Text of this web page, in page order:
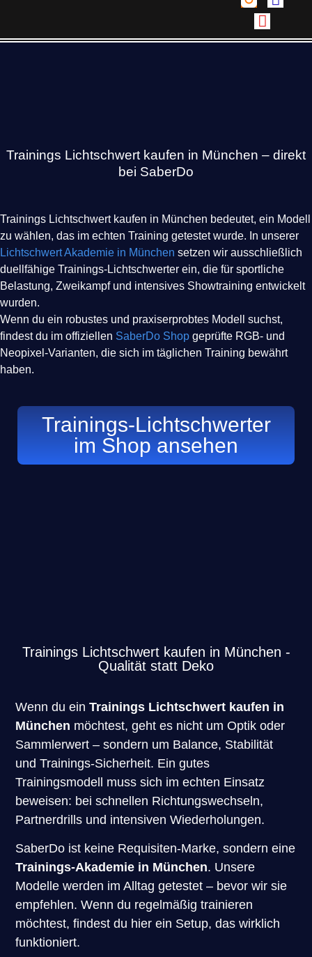
Trainings Lichtschwert kaufen in München – direkt
bei SaberDo
Trainings Lichtschwert kaufen in München bedeutet, ein Modell
zu wählen, das im echten Training getestet wurde. In unserer
Lichtschwert Akademie in München setzen wir ausschließlich
duellfähige Trainings-Lichtschwerter ein, die für sportliche
Belastung, Zweikampf und intensives Showtraining entwickelt
wurden.
Wenn du ein robustes und praxiserprobtes Modell suchst,
findest du im offiziellen SaberDo Shop geprüfte RGB- und
Neopixel-Varianten, die sich im täglichen Training bewährt
haben.
Trainings-Lichtschwerter
im Shop ansehen
Trainings Lichtschwert kaufen in München -
Qualität statt Deko
Wenn du einTrainings Lichtschwert kaufen in
München möchtest, geht es nicht um Optik oder
Sammlerwert – sondern um Balance, Stabilität
und Trainings-Sicherheit. Ein gutes
Trainingsmodell muss sich im echten Einsatz
beweisen: bei schnellen Richtungswechseln,
Partnerdrills und intensiven Wiederholungen.
SaberDo ist keine Requisiten-Marke, sondern eine
Trainings-Akademie in München. Unsere
Modelle werden im Alltag getestet – bevor wir sie
empfehlen. Wenn du regelmäßig trainieren
möchtest, findest du hier ein Setup, das wirklich
funktioniert.